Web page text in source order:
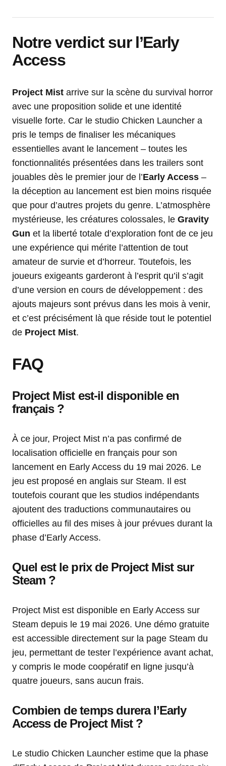
Notre verdict sur l’Early
Access
Project Mist arrive sur la scène du survival horror
avec une proposition solide et une identité
visuelle forte. Car le studio Chicken Launcher a
pris le temps de finaliser les mécaniques
essentielles avant le lancement – toutes les
fonctionnalités présentées dans les trailers sont
jouables dès le premier jour de l’Early Access –
la déception au lancement est bien moins risquée
que pour d’autres projets du genre. L’atmosphère
mystérieuse, les créatures colossales, le Gravity
Gun et la liberté totale d’exploration font de ce jeu
une expérience qui mérite l’attention de tout
amateur de survie et d’horreur. Toutefois, les
joueurs exigeants garderont à l’esprit qu’il s’agit
d’une version en cours de développement : des
ajouts majeurs sont prévus dans les mois à venir,
et c’est précisément là que réside tout le potentiel
de Project Mist.
FAQ
Project Mist est-il disponible en
français ?
À ce jour, Project Mist n’a pas confirmé de
localisation officielle en français pour son
lancement en Early Access du 19 mai 2026. Le
jeu est proposé en anglais sur Steam. Il est
toutefois courant que les studios indépendants
ajoutent des traductions communautaires ou
officielles au fil des mises à jour prévues durant la
phase d’Early Access.
Quel est le prix de Project Mist sur
Steam ?
Project Mist est disponible en Early Access sur
Steam depuis le 19 mai 2026. Une démo gratuite
est accessible directement sur la page Steam du
jeu, permettant de tester l’expérience avant achat,
y compris le mode coopératif en ligne jusqu’à
quatre joueurs, sans aucun frais.
Combien de temps durera l’Early
Access de Project Mist ?
Le studio Chicken Launcher estime que la phase